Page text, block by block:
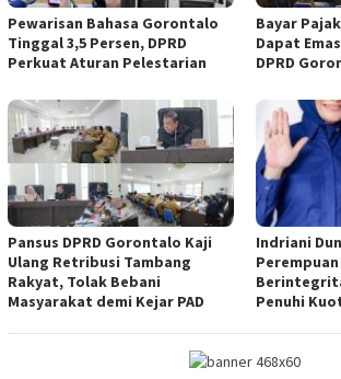
Pewarisan Bahasa Gorontalo
Tinggal 3,5 Persen, DPRD
Perkuat Aturan Pelestarian
Bayar
Dapat
DPRD
Pansus DPRD Gorontalo Kaji
Ulang Retribusi Tambang
Rakyat, Tolak Bebani
Masyarakat demi Kejar PAD
Indriani
Perempuan
Penuhi